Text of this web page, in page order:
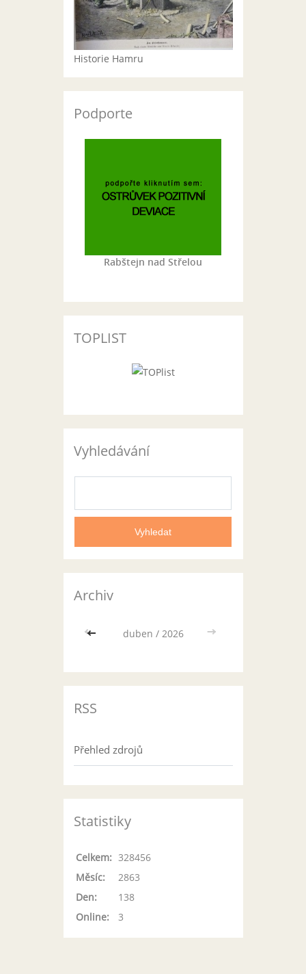
Historie Hamru
Podporte
Rabštejn nad Střelou
TOPLIST
Vyhledávání
Archiv
<< duben / 2026 >>
RSS
Přehled zdrojů
Statistiky
Online: 3
Celkem: 328456
Měsíc:
2863
Den:
138